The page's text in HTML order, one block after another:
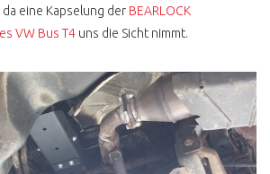
PRIVAT
eine Kapselung der BEARLOCK
VW Bus T4 uns die Sicht nimmt.